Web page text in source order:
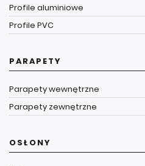
Profile aluminiowe
Profile PVC
PARAPETY
Parapety wewnętrzne
Parapety zewnętrzne
OSŁONY